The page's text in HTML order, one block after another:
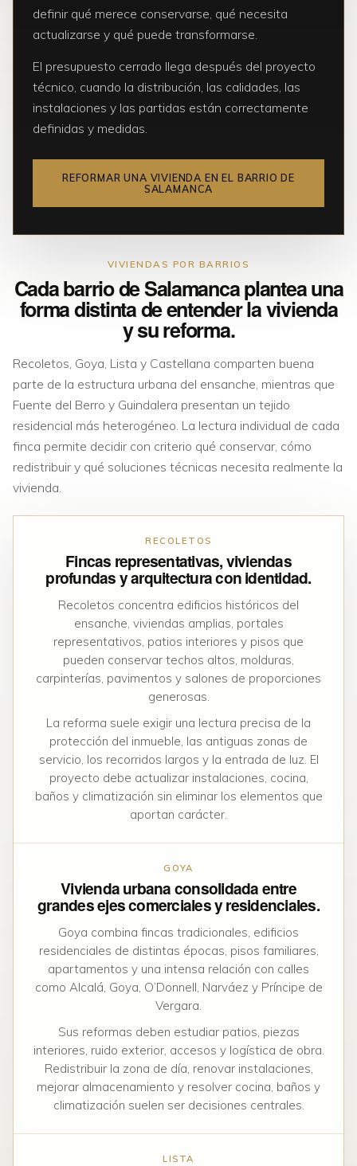
definir qué merece conservarse, qué necesita
actualizarse y qué puede transformarse.
El presupuesto cerrado llega después del proyecto
técnico, cuando la distribución, las calidades, las
instalaciones y las partidas están correctamente
definidas y medidas.
REFORMAR UNA VIVIENDA EN EL BARRIO DE
SALAMANCA
VIVIENDAS POR BARRIOS
Cada barrio de Salamanca plantea una
forma distinta de entender la vivienda
y su reforma.
Recoletos, Goya, Lista y Castellana comparten buena
parte de la estructura urbana del ensanche, mientras que
Fuente del Berro y Guindalera presentan un tejido
residencial más heterogéneo. La lectura individual de cada
finca permite decidir con criterio qué conservar, cómo
redistribuir y qué soluciones técnicas necesita realmente la
vivienda.
RECOLETOS
Fincas representativas, viviendas
profundas y arquitectura con identidad.
Recoletos concentra edificios históricos del
ensanche, viviendas amplias, portales
representativos, patios interiores y pisos que
pueden conservar techos altos, molduras,
carpinterías, pavimentos y salones de proporciones
generosas.
La reforma suele exigir una lectura precisa de la
protección del inmueble, las antiguas zonas de
servicio, los recorridos largos y la entrada de luz. El
proyecto debe actualizar instalaciones, cocina,
baños y climatización sin eliminar los elementos que
aportan carácter.
GOYA
Vivienda urbana consolidada entre
grandes ejes comerciales y residenciales.
Goya combina fincas tradicionales, edificios
residenciales de distintas épocas, pisos familiares,
apartamentos y una intensa relación con calles
como Alcalá, Goya, O’Donnell, Narváez y Príncipe de
Vergara.
Sus reformas deben estudiar patios, piezas
interiores, ruido exterior, accesos y logística de obra.
Redistribuir la zona de día, renovar instalaciones,
mejorar almacenamiento y resolver cocina, baños y
climatización suelen ser decisiones centrales.
LISTA